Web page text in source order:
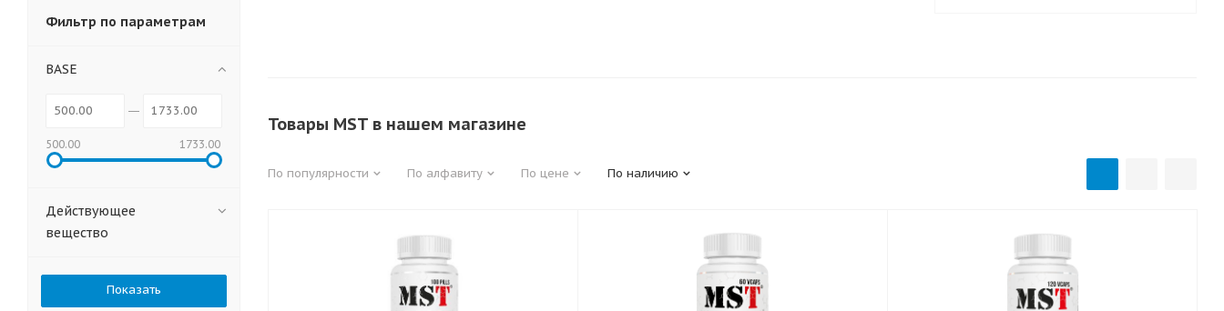
Товары MST в нашем магазине
По популярности По алфавиту По цене По наличию
Фильтр по параметрам
BASE
500.00 1733.00
Действующее
вещество